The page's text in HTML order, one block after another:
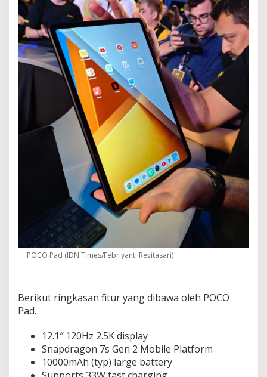
POCO Pad (IDN Times/Febriyanti Revitasari)
Berikut ringkasan fitur yang dibawa oleh POCO
Pad.
12.1″ 120Hz 2.5K display
Snapdragon 7s Gen 2 Mobile Platform
10000mAh (typ) large battery